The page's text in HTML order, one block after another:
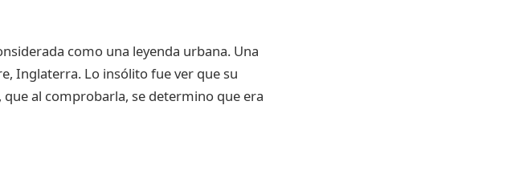
como una leyenda urbana. Una
Inglaterra. Lo insólito fue ver que su
al comprobarla, se determino que era